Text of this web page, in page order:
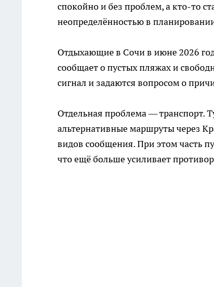
спокойно и без проблем, а кто-то
неопределённостью в
Отдыхающие в Сочи в июне 2026
сообщает о пустых пляжах и
сигнал и задаются вопросом о
Отдельная проблема — транспорт.
альтернативные маршруты через
видов сообщения. При этом часть
что ещё больше усиливает